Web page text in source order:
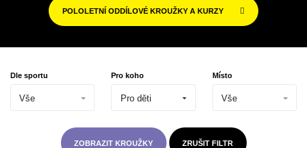
POLOLETNÍ ODDÍLOVÉ KROUŽKY A KURZY
Dle sportu
Vše
Pro koho
Pro děti
Místo
Vše
ZOBRAZIT KROUŽKY ZRUŠIT FILTR